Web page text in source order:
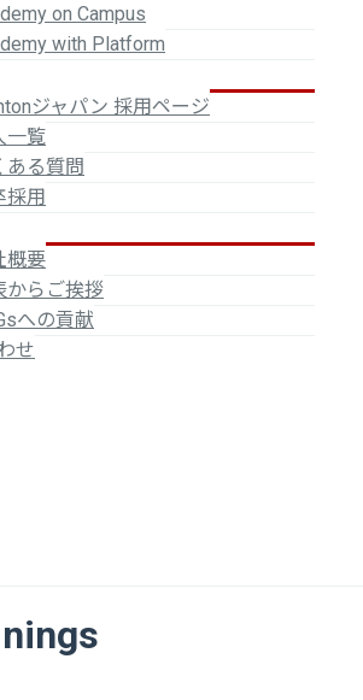
on Campus
with Platform
ジャパン 採用ページ
一覧
ある質問
採用
概要
からご挨拶
への貢献
せ